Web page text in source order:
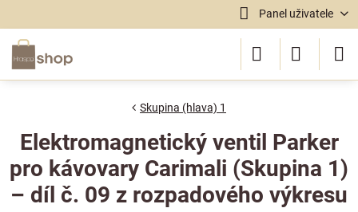
Panel uživatele
Skupina (hlava) 1
Elektromagnetický ventil Parker
pro kávovary Carimali (Skupina 1)
– díl č. 09 z rozpadového výkresu